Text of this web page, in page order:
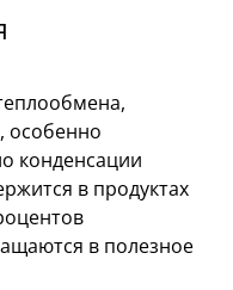
особенно
конденсации
в продуктах
в полезное